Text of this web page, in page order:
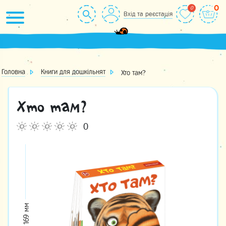
to
content
Вхід та реєстація
0
Головна Книги для дошкільнят Хто там?
Хто там?
0
169 мм